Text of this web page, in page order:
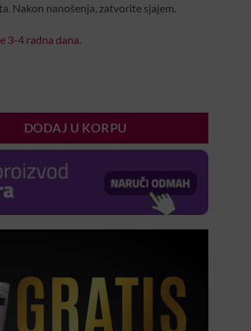
Nakon nanošenja, zatvorite sjajem.
3-4 radna dana.
DODAJ U KORPU